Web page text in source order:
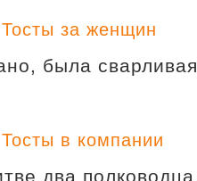
Тосты за женщин
была
Тосты в компании
два